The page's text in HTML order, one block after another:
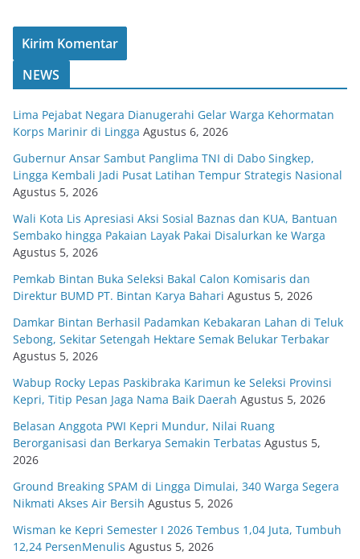
NEWS
Lima Pejabat Negara Dianugerahi Gelar Warga Kehormatan
Korps Marinir di Lingga Agustus 6, 2026
Gubernur Ansar Sambut Panglima TNI di Dabo Singkep,
Lingga Kembali Jadi Pusat Latihan Tempur Strategis Nasional
Agustus 5, 2026
Wali Kota Lis Apresiasi Aksi Sosial Baznas dan KUA, Bantuan
Sembako hingga Pakaian Layak Pakai Disalurkan ke Warga
Agustus 5, 2026
Pemkab Bintan Buka Seleksi Bakal Calon Komisaris dan
Direktur BUMD PT. Bintan Karya Bahari Agustus 5, 2026
Damkar Bintan Berhasil Padamkan Kebakaran Lahan di Teluk
Sebong, Sekitar Setengah Hektare Semak Belukar Terbakar
Agustus 5, 2026
Wabup Rocky Lepas Paskibraka Karimun ke Seleksi Provinsi
Kepri, Titip Pesan Jaga Nama Baik Daerah Agustus 5, 2026
Belasan Anggota PWI Kepri Mundur, Nilai Ruang
Berorganisasi dan Berkarya Semakin Terbatas Agustus 5,
2026
Ground Breaking SPAM di Lingga Dimulai, 340 Warga Segera
Nikmati Akses Air Bersih Agustus 5, 2026
Wisman ke Kepri Semester I 2026 Tembus 1,04 Juta, Tumbuh
12,24 PersenMenulis Agustus 5, 2026